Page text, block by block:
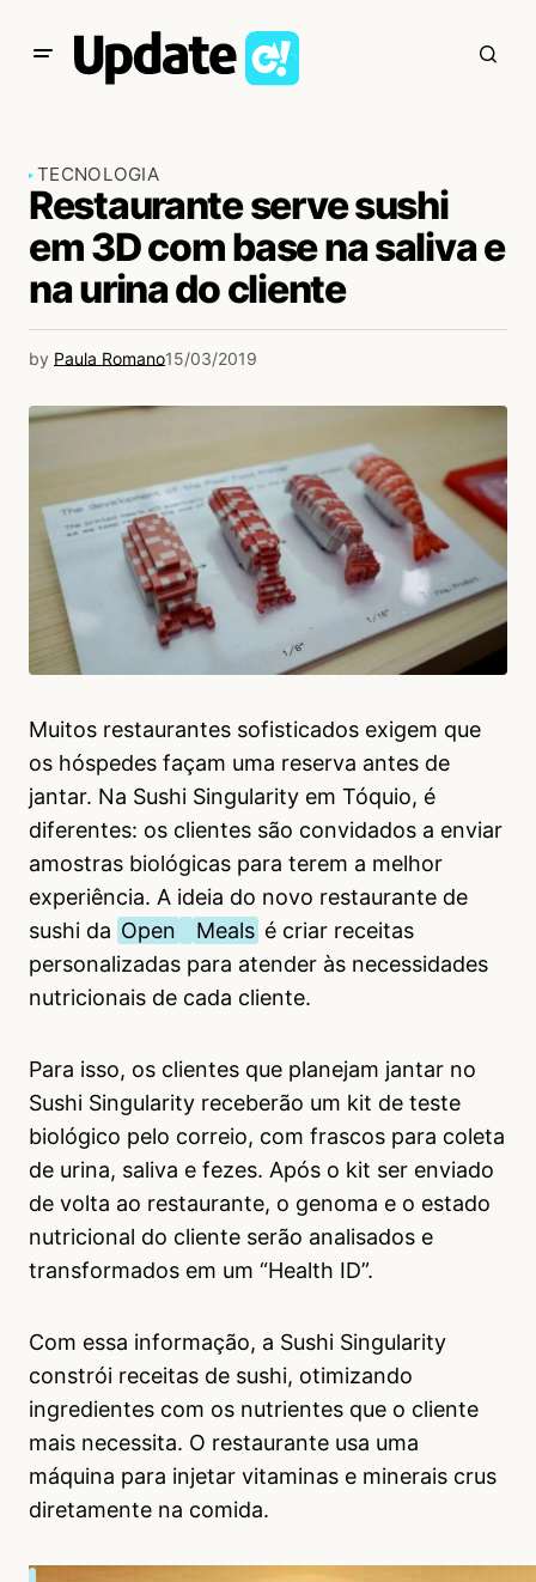
TECNOLOGIA
Restaurante serve sushi
em 3D com base na saliva e
na urina do cliente
by Paula Romano15/03/2019
Muitos restaurantes sofisticados exigem que
os hóspedes façam uma reserva antes de
jantar. Na Sushi Singularity em Tóquio, é
diferentes: os clientes são convidados a enviar
amostras biológicas para terem a melhor
experiência. A ideia do novo restaurante de
sushi da Open Meals é criar receitas
personalizadas para atender às necessidades
nutricionais de cada cliente.
Para isso, os clientes que planejam jantar no
Sushi Singularity receberão um kit de teste
biológico pelo correio, com frascos para coleta
de urina, saliva e fezes. Após o kit ser enviado
de volta ao restaurante, o genoma e o estado
nutricional do cliente serão analisados ​​e
transformados em um “Health ID”.
Com essa informação, a Sushi Singularity
constrói receitas de sushi, otimizando
ingredientes com os nutrientes que o cliente
mais necessita. O restaurante usa uma
máquina para injetar vitaminas e minerais crus
diretamente na comida.